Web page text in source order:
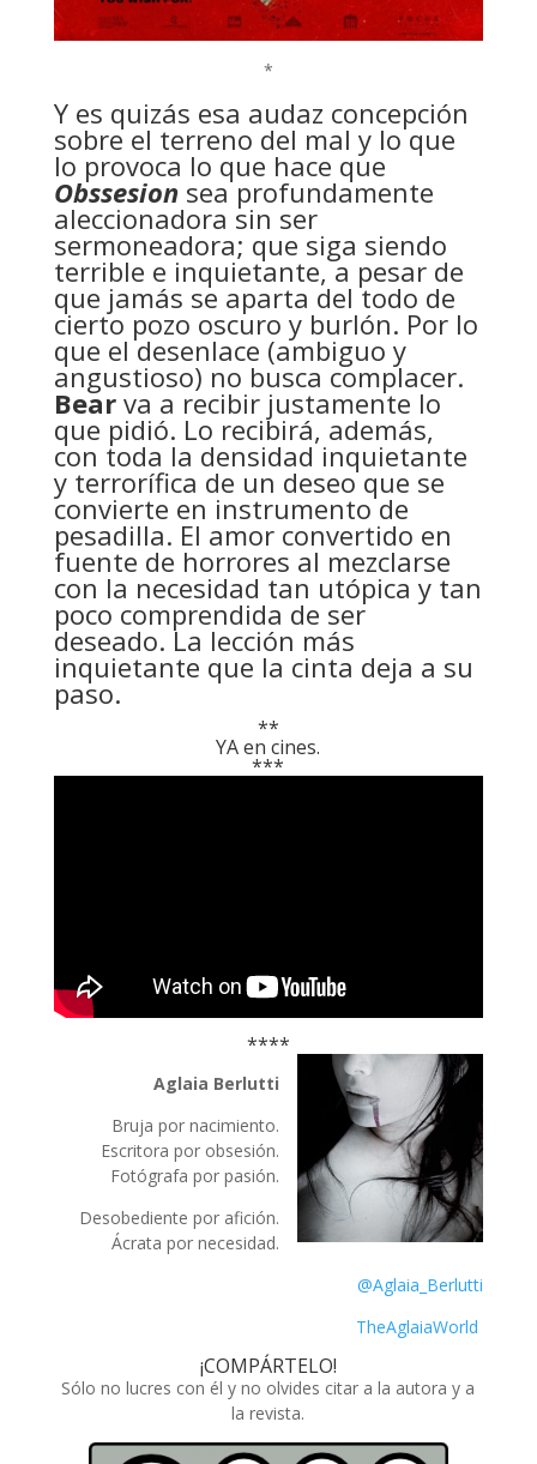
*
Y es quizás esa audaz concepción
sobre el terreno del mal y lo que
lo provoca lo que hace que
Obssesion sea profundamente
aleccionadora sin ser
sermoneadora; que siga siendo
terrible e inquietante, a pesar de
que jamás se aparta del todo de
cierto pozo oscuro y burlón. Por lo
que el desenlace (ambiguo y
angustioso) no busca complacer.
Bearva a recibir justamente lo
que pidió. Lo recibirá, además,
con toda la densidad inquietante
y terrorífica de un deseo que se
convierte en instrumento de
pesadilla. El amor convertido en
fuente de horrores al mezclarse
con la necesidad tan utópica y tan
poco comprendida de ser
deseado. La lección más
inquietante que la cinta deja a su
paso.
**
YA en cines.
***
****
Aglaia Berlutti
Bruja por nacimiento.
Escritora por obsesión.
Fotógrafa por pasión.
Desobediente por afición.
Ácrata por necesidad.
@Aglaia_Berlutti
TheAglaiaWorld
¡COMPÁRTELO!
Sólo no lucres con él y no olvides citar a la autora y a
la revista.